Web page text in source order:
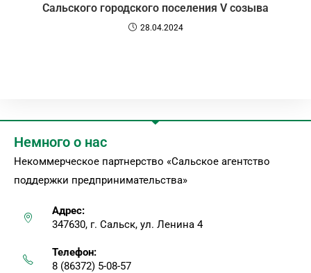
Сальского городского поселения V созыва
28.04.2024
Немного о нас
Некоммерческое партнерство «Сальское агентство
поддержки предпринимательства»
Адрес:
347630, г. Сальск, ул. Ленина 4
Телефон:
8 (86372) 5-08-57